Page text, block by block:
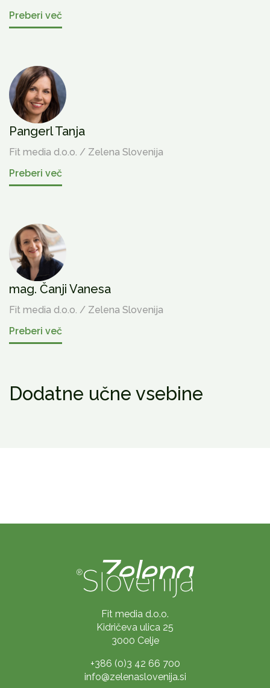
Preberi več
Pangerl Tanja
Fit media d.o.o. / Zelena Slovenija
Preberi več
mag. Čanji Vanesa
Fit media d.o.o. / Zelena Slovenija
Preberi več
Dodatne učne vsebine
Fit media d.o.o.
Kidričeva ulica 25
3000 Celje
+386 (0)3 42 66 700
info@zelenaslovenija.si